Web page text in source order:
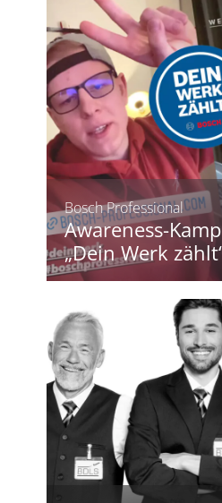
Bosch Professional
Awareness-
„Dein Werk